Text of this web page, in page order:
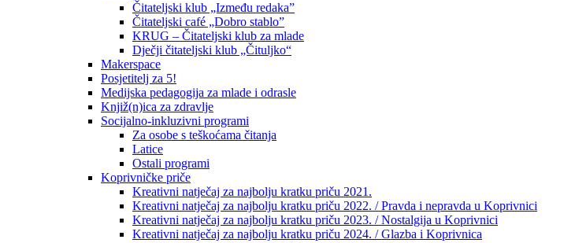
Čitateljski klub „Između redaka”
Čitateljski café „Dobro stablo”
KRUG – Čitateljski klub za mlade
Dječji čitateljski klub „Čituljko“
Makerspace
Posjetitelj za 5!
Medijska pedagogija za mlade i odrasle
Knjiž(n)ica za zdravlje
Socijalno-inkluzivni programi
Za osobe s teškoćama čitanja
Latice
Ostali programi
Koprivničke priče
Kreativni natječaj za najbolju kratku priču 2021.
Kreativni natječaj za najbolju kratku priču 2022. / Pravda i nepravda u Koprivnici
Kreativni natječaj za najbolju kratku priču 2023. / Nostalgija u Koprivnici
Kreativni natječaj za najbolju kratku priču 2024. / Glazba i Koprivnica